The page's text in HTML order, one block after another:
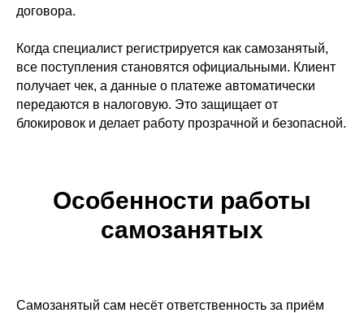
договора.
Когда специалист регистрируется как самозанятый,
все поступления становятся официальными. Клиент
получает чек, а данные о платеже автоматически
передаются в налоговую. Это защищает от
блокировок и делает работу прозрачной и безопасной.
Особенности работы
самозанятых
Самозанятый сам несёт ответственность за приём